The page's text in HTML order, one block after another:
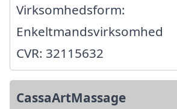
Virksomhedsform:
Enkeltmandsvirksomhed
CVR: 32115632
CassaArtMassage